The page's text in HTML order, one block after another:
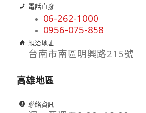
電話直撥
06-262-1000
0956-075-858
親洽地址
台南市南區明興路215號
高雄地區
聯絡資訊